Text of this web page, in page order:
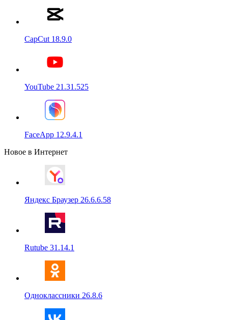
CapCut 18.9.0
YouTube 21.31.525
FaceApp 12.9.4.1
Новое в Интернет
Яндекс Браузер 26.6.6.58
Rutube 31.14.1
Одноклассники 26.8.6